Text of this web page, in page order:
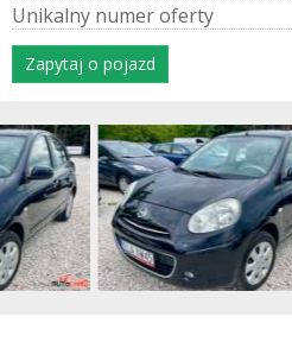
Unikalny numeroferty
Zapytaj o pojazd